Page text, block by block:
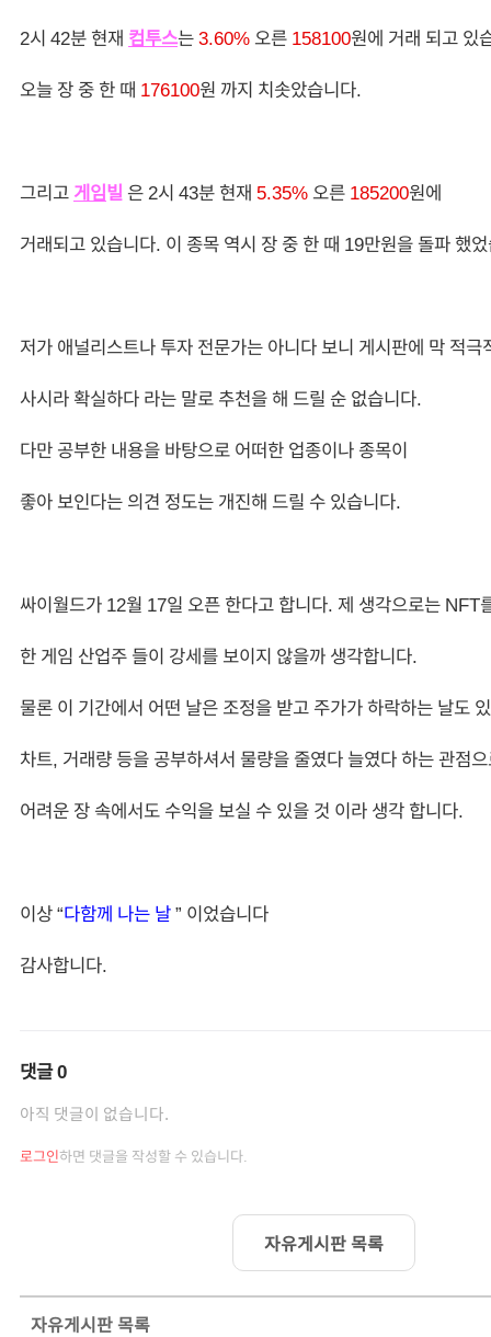
2시 42분 현재 컴투스는3.60%오른 158100원에 거래 되고 있
오늘 장 중 한 때 176100원 까지 치솟았습니다.
그리고 게임빌은 2시 43분 현재 5.35%오른 185200원에
거래되고 있습니다. 이 종목 역시 장 중 한 때 19만원을 돌파 했
저가 애널리스트나 투자 전문가는 아니다 보니 게시판에 막 적극
사시라 확실하다 라는 말로 추천을 해 드릴 순 없습니다.
다만 공부한 내용을 바탕으로 어떠한 업종이나 종목이
좋아 보인다는 의견 정도는 개진해 드릴 수 있습니다.
싸이월드가 12월 17일 오픈 한다고 합니다. 제 생각으로는 NFT
한 게임 산업주 들이 강세를 보이지 않을까 생각합니다.
물론 이 기간에서 어떤 날은 조정을 받고 주가가 하락하는 날도
차트, 거래량 등을 공부하셔서 물량을 줄였다 늘였다 하는 관점
어려운 장 속에서도 수익을 보실 수 있을 것 이라 생각 합니다.
이상 “다함께 나는 날” 이었습니다
감사합니다.
댓글0
아직 댓글이 없습니다.
로그인하면 댓글을 작성할 수 있습니다.
자유게시판 목록
자유게시판목록